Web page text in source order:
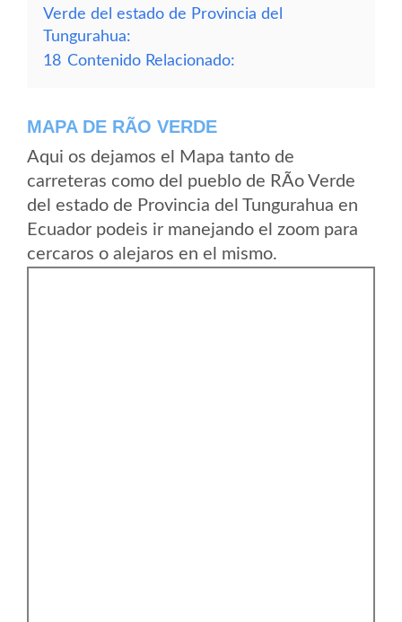
Verde del estado de Provincia del
Tungurahua:
18 Contenido Relacionado:
MAPA DE RÃ­O VERDE
Aqui os dejamos el Mapa tanto de
carreteras como del pueblo de RÃ­o Verde
del estado de Provincia del Tungurahua en
Ecuador podeis ir manejando el zoom para
cercaros o alejaros en el mismo.